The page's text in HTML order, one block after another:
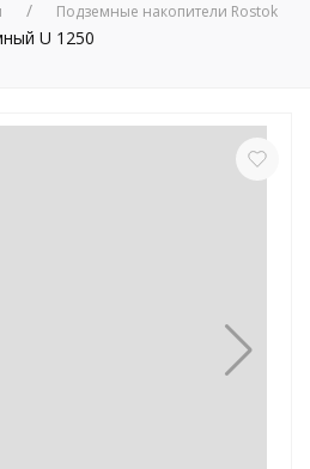
Подземные накопители Rostok
U 1250